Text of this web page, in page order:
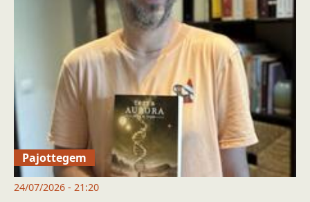
Pajottegem
24/07/2026 - 21:20